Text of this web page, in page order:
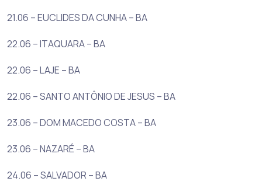
21.06 – EUCLIDES DA CUNHA – BA
22.06 – ITAQUARA – BA
22.06 – LAJE – BA
22.06 – SANTO ANTÔNIO DE JESUS – BA
23.06 – DOM MACEDO COSTA – BA
23.06 – NAZARÉ – BA
24.06 – SALVADOR – BA